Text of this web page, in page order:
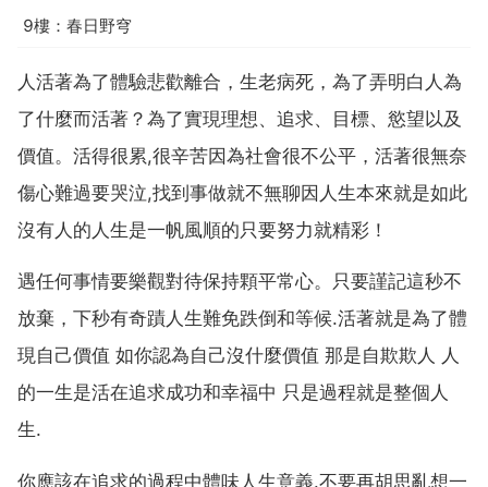
9樓：春日野穹
人活著為了體驗悲歡離合，生老病死，為了弄明白人為
了什麼而活著？為了實現理想、追求、目標、慾望以及
價值。活得很累,很辛苦因為社會很不公平，活著很無奈
傷心難過要哭泣,找到事做就不無聊因人生本來就是如此
沒有人的人生是一帆風順的只要努力就精彩！
遇任何事情要樂觀對待保持顆平常心。只要謹記這秒不
放棄，下秒有奇蹟人生難免跌倒和等候.活著就是為了體
現自己價值 如你認為自己沒什麼價值 那是自欺欺人 人
的一生是活在追求成功和幸福中 只是過程就是整個人
生.
你應該在追求的過程中體味人生意義.不要再胡思亂想一